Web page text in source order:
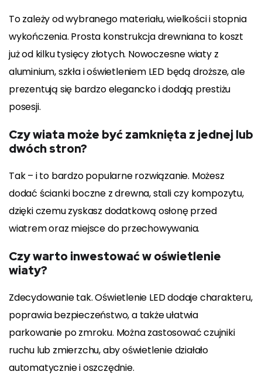
To zależy od wybranego materiału, wielkości i stopnia
wykończenia. Prosta konstrukcja drewniana to koszt
już od kilku tysięcy złotych. Nowoczesne wiaty z
aluminium, szkła i oświetleniem LED będą droższe, ale
prezentują się bardzo elegancko i dodają prestiżu
posesji.
Czy wiata może być zamknięta z jednej lub
dwóch stron?
Tak – i to bardzo popularne rozwiązanie. Możesz
dodać ścianki boczne z drewna, stali czy kompozytu,
dzięki czemu zyskasz dodatkową osłonę przed
wiatrem oraz miejsce do przechowywania.
Czy warto inwestować w oświetlenie
wiaty?
Zdecydowanie tak. Oświetlenie LED dodaje charakteru,
poprawia bezpieczeństwo, a także ułatwia
parkowanie po zmroku. Można zastosować czujniki
ruchu lub zmierzchu, aby oświetlenie działało
automatycznie i oszczędnie.